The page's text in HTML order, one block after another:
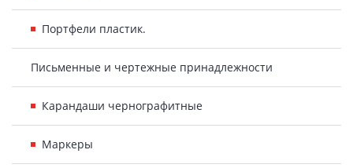
Портфели пластик.
Письменные и чертежные принадлежности
Карандаши чернографитные
Маркеры